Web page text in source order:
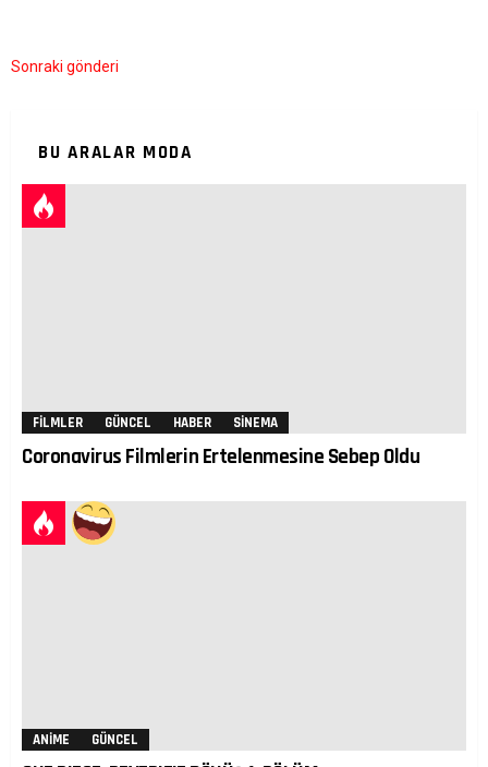
Sonraki gönderi
BU ARALAR MODA
FILMLER GÜNCEL HABER SINEMA
Coronavirus Filmlerin Ertelenmesine Sebep Oldu
ANIME GÜNCEL